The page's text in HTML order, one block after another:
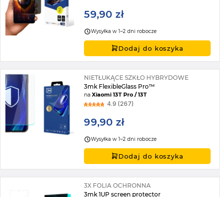
59,90 zł
Wysyłka w 1–2 dni robocze
Dodaj do koszyka
NIETŁUKĄCE SZKŁO HYBRYDOWE
3mk FlexibleGlass Pro™
naXiaomi 13T Pro / 13T
4.9 (267)
99,90 zł
Wysyłka w 1–2 dni robocze
Dodaj do koszyka
3X FOLIA OCHRONNA
3mk 1UP screen protector